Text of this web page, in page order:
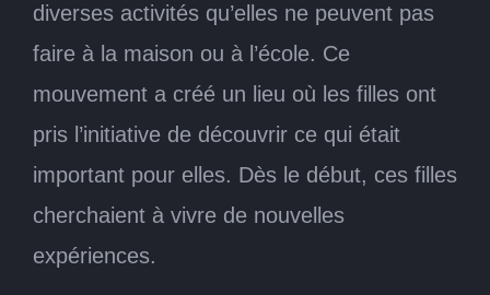
diverses activités qu’elles ne peuvent pas
faire à la maison ou à l’école. Ce
mouvement a créé un lieu où les filles ont
pris l’initiative de découvrir ce qui était
important pour elles. Dès le début, ces filles
cherchaient à vivre de nouvelles
expériences.